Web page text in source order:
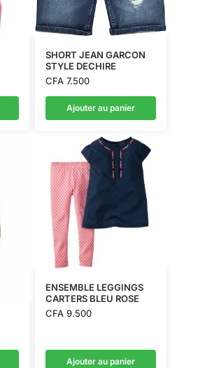
SHORT JEAN GARCON
STYLE DECHIRE
CFA7.500
Ajouter au panier
ENSEMBLE LEGGINGS
CARTERS BLEU ROSE
CFA9.500
Ajouter au panier